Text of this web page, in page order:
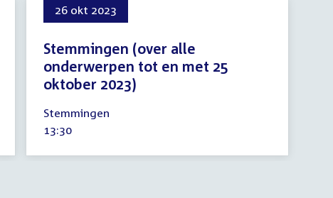
26 okt 2023
Stemmingen (over alle
onderwerpen tot en met 25
oktober 2023)
oktober
2023
Stemmingen
Tijd
13:30